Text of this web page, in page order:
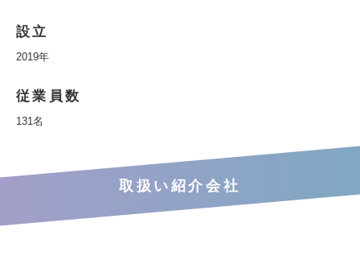
設立
2019年
従業員数
131名
取扱い紹介会社